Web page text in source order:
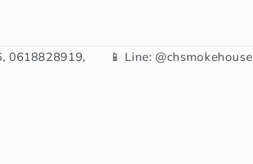
0618828919,
📱 Line: @chsmokehouse